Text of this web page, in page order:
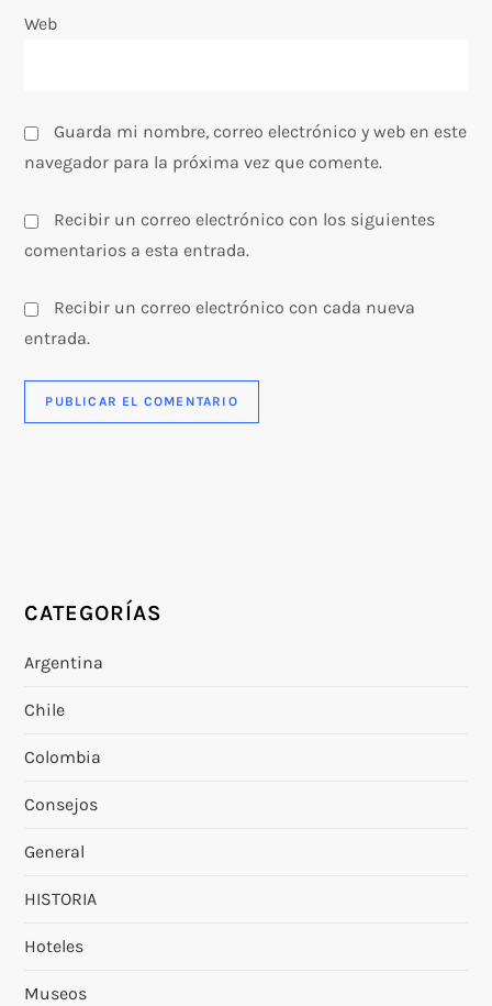
Web
Guarda mi nombre, correo electrónico y web en este
navegador para la próxima vez que comente.
Recibir un correo electrónico con los siguientes
comentarios a esta entrada.
Recibir un correo electrónico con cada nueva
entrada.
CATEGORÍAS
Argentina
Chile
Colombia
Consejos
General
HISTORIA
Hoteles
Museos